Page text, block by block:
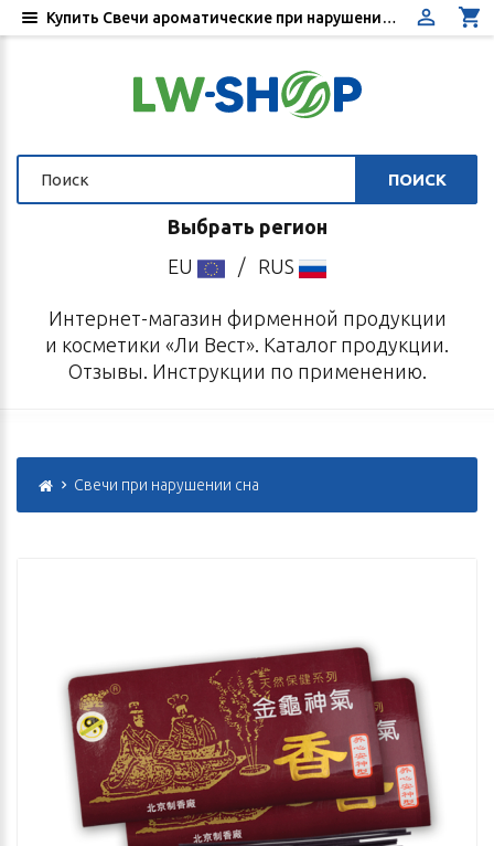
ПОИСК
Выбрать регион
EU
/ RUS
Интернет-магазин фирменной продукции
и косметики «Ли Вест». Каталог продукции.
Отзывы. Инструкции по применению.
Свечи при нарушении сна
Купить Свечи ароматические при нарушении сна - Цена, отзывы, инструкция по применению - Интернет-магазин «Ли Вест»